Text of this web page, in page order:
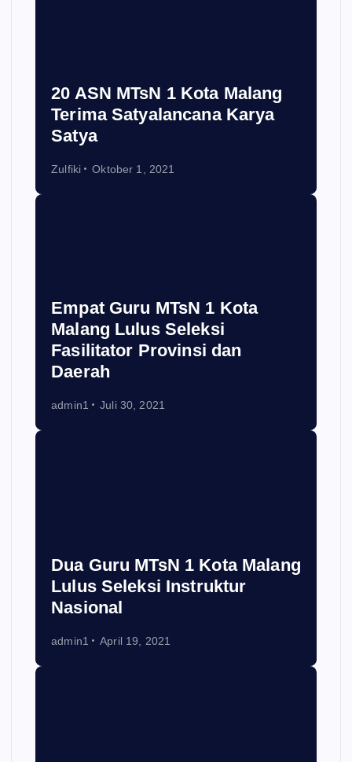
20 ASN MTsN 1 Kota Malang
Terima Satyalancana Karya
Satya
Zulfiki Oktober 1, 2021
Empat Guru MTsN 1 Kota
Malang Lulus Seleksi
Fasilitator Provinsi dan
Daerah
admin1 Juli 30, 2021
Dua Guru MTsN 1 Kota Malang
Lulus Seleksi Instruktur
Nasional
admin1 April 19, 2021